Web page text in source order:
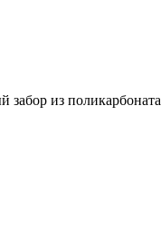
забор из поликарбоната